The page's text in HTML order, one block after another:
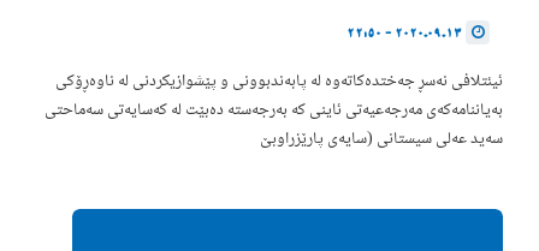
ئیئتلافی نەسڕ جەختدەکاتەوە لە پابەندبوونی و پێشوازیکردنی لە ناوەڕۆکی
بەیاننامەکەی مەرجەعیەتی ئاینی کە بەرجەستە دەبێت لە کەسایەتی سەماحتی
سەید عەلی سیستانی (سایەی پارێزراوبێ